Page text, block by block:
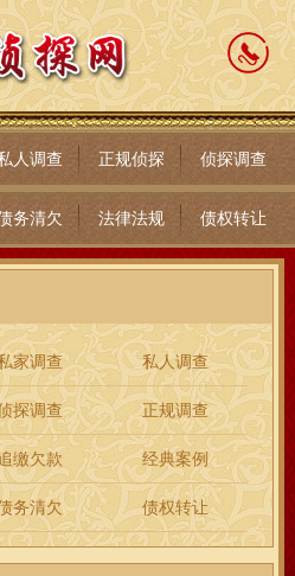
人调查 正规侦探 侦探调查
务清欠 法律法规 债权转让
家调查 私人调查
探调查 正规调查
缴欠款 经典案例
务清欠 债权转让